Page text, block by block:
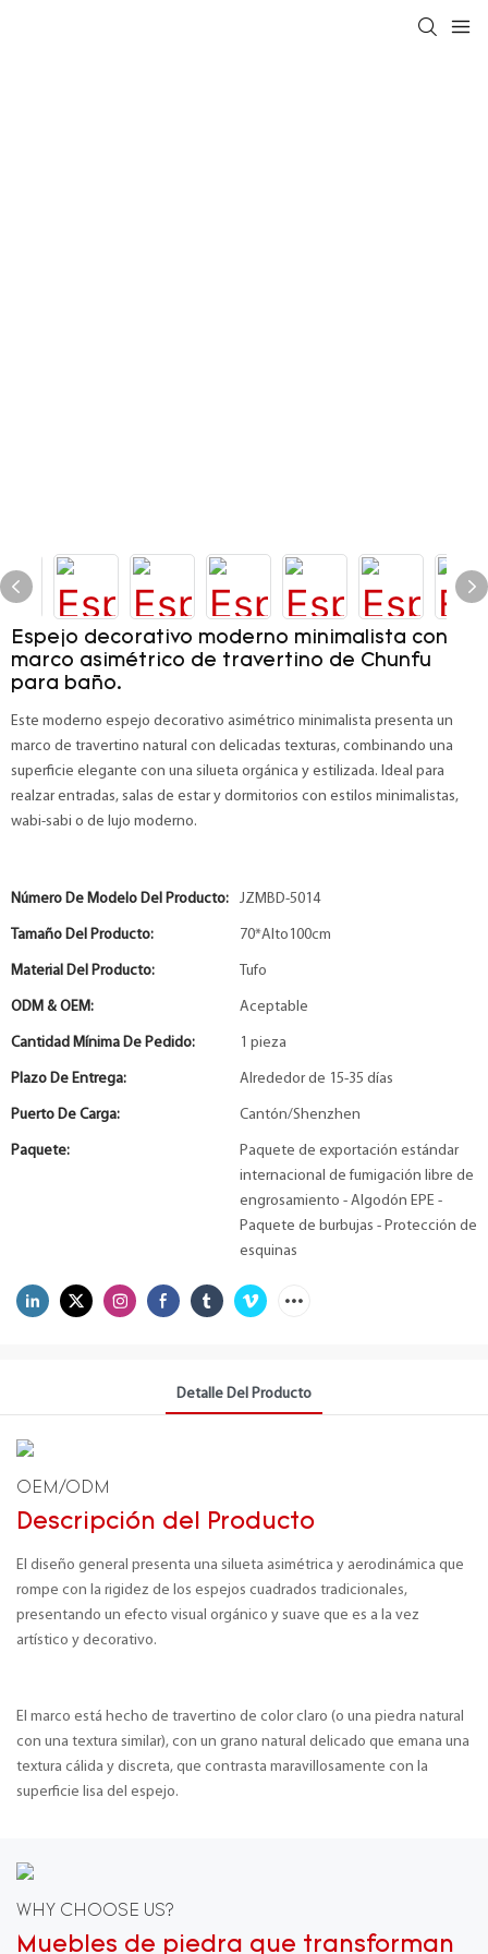
Espejo decorativo moderno minimalista con
marco asimétrico de travertino de Chunfu
para baño.
Este moderno espejo decorativo asimétrico minimalista presenta un
marco de travertino natural con delicadas texturas, combinando una
superficie elegante con una silueta orgánica y estilizada. Ideal para
realzar entradas, salas de estar y dormitorios con estilos minimalistas,
wabi-sabi o de lujo moderno.
Número De Modelo Del Producto: JZMBD-5014
Tamaño Del Producto: 70*Alto100cm
Material Del Producto: Tufo
ODM & OEM: Aceptable
Cantidad Mínima De Pedido: 1 pieza
Plazo De Entrega: Alrededor de 15-35 días
Puerto De Carga: Cantón/Shenzhen
Paquete:
Paquete de exportación estándar
internacional de fumigación libre de
engrosamiento - Algodón EPE -
Paquete de burbujas - Protección de
esquinas
Detalle Del Producto
OEM/ODM
Descripción del Producto
El diseño general presenta una silueta asimétrica y aerodinámica que
rompe con la rigidez de los espejos cuadrados tradicionales,
presentando un efecto visual orgánico y suave que es a la vez
artístico y decorativo.
El marco está hecho de travertino de color claro (o una piedra natural
con una textura similar), con un grano natural delicado que emana una
textura cálida y discreta, que contrasta maravillosamente con la
superficie lisa del espejo.
WHY CHOOSE US?
Muebles de piedra que transforman